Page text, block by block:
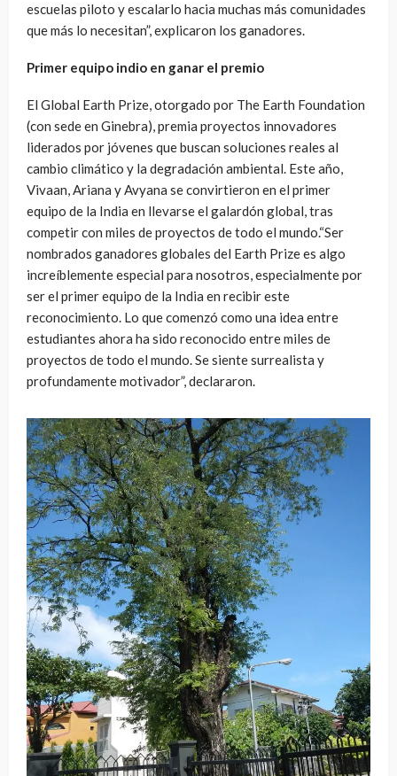
escuelas piloto y escalarlo hacia muchas más comunidades
que más lo necesitan”, explicaron los ganadores.
Primer equipo indio en ganar el premio
El Global Earth Prize, otorgado por The Earth Foundation
(con sede en Ginebra), premia proyectos innovadores
liderados por jóvenes que buscan soluciones reales al
cambio climático y la degradación ambiental. Este año,
Vivaan, Ariana y Avyana se convirtieron en el primer
equipo de la India en llevarse el galardón global, tras
competir con miles de proyectos de todo el mundo.“Ser
nombrados ganadores globales del Earth Prize es algo
increíblemente especial para nosotros, especialmente por
ser el primer equipo de la India en recibir este
reconocimiento. Lo que comenzó como una idea entre
estudiantes ahora ha sido reconocido entre miles de
proyectos de todo el mundo. Se siente surrealista y
profundamente motivador”, declararon.